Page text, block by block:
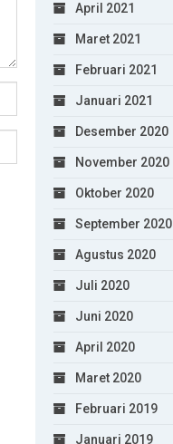
April 2021
Maret 2021
Februari 2021
Januari 2021
Desember 2020
November 2020
Oktober 2020
September 2020
Agustus 2020
Juli 2020
Juni 2020
April 2020
Maret 2020
Februari 2019
Januari 2019